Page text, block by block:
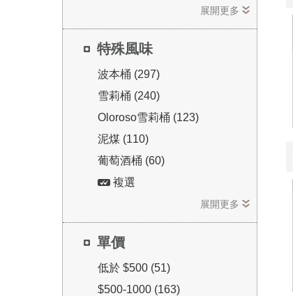
展開更多
特殊風味
波本桶 (297)
雪莉桶 (240)
Oloroso雪莉桶 (123)
泥煤 (110)
葡萄酒桶 (60)
複選
展開更多
單價
低於 $500 (51)
$500-1000 (163)